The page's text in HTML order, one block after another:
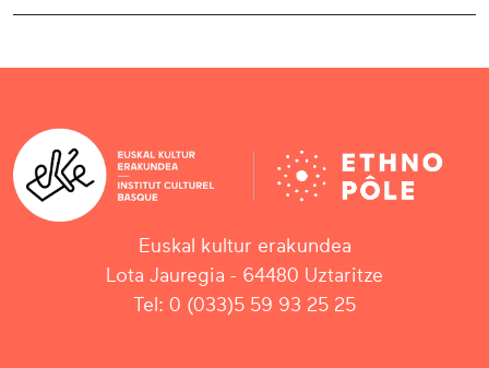
Euskal kultur erakundea
Lota Jauregia - 64480 Uztaritze
Tel: 0 (033)5 59 93 25 25